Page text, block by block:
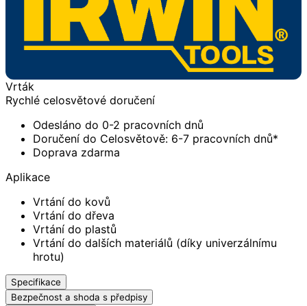
Vrták
Rychlé celosvětové doručení
Odesláno do 0-2 pracovních dnů
Doručení do Celosvětově: 6-7 pracovních dnů*
Doprava zdarma
Aplikace
Vrtání do kovů
Vrtání do dřeva
Vrtání do plastů
Vrtání do dalších materiálů (díky univerzálnímu
hrotu)
Specifikace
Bezpečnost a shoda s předpisy